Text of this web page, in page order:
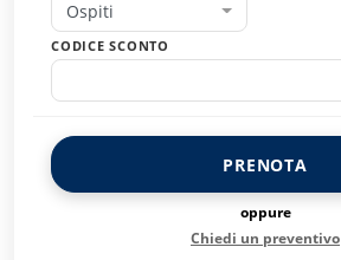
Ospiti
CODICE SCONTO
PRENOTA
oppure
Chiedi un preventivo